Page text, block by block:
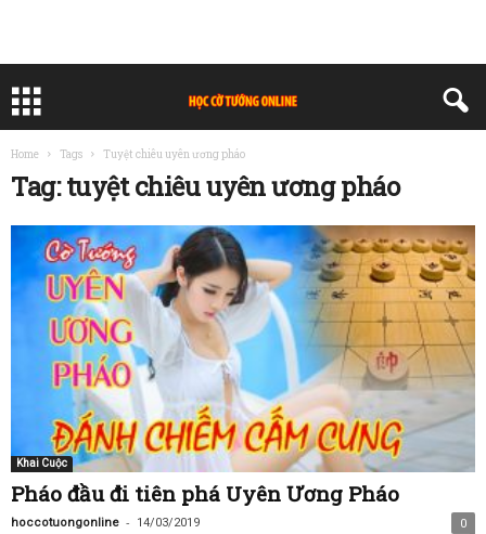
Home Tags Tuyệt chiêu uyên ương pháo
Tag: tuyệt chiêu uyên ương pháo
Khai Cuộc
Pháo đầu đi tiên phá Uyên Ương Pháo
hoccotuongonline - 14/03/2019 0